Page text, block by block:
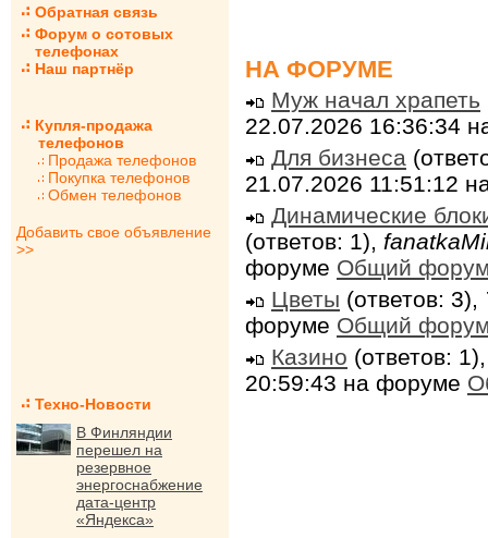
Обратная связь
Форум о сотовых
телефонах
Наш партнёр
Купля-продажа
телефонов
Продажа телефонов
Покупка телефонов
Обмен телефонов
Добавить свое объявление
>>
Техно-Новости
В Финляндии
перешел на
резервное
энергоснабжение
дата-центр
«Яндекса»
НА ФОРУМЕ
Муж начал храпеть
22.07.2026 16:36:34
Для бизнеса
21.07.2026 11:51:12
Динамические
(ответов: 1),
форуме Общий
Цветы (ответов: 3),
форуме Общий
Казино (ответов:
20:59:43 на форуме